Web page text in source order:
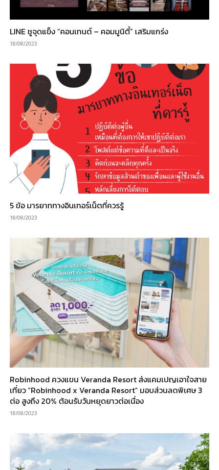
LINE ชูจุดแข็ง “คอนเทนต์ – คอมมูนิตี้” เสริมแกร่ง
18/08/2023
5 ข้อ มารยาททางอินเทอร์เน็ตที่ควรรู้
18/08/2023
Robinhood ควงแขน Veranda Resort ส่งแคมเปญเอาใจสาย
เที่ยว “Robinhood x Veranda Resort” มอบส่วนลดพิเศษ 3
ต่อ สูงถึง 20% ต้อนรับวันหยุดยาวต่อเนื่อง
18/08/2023